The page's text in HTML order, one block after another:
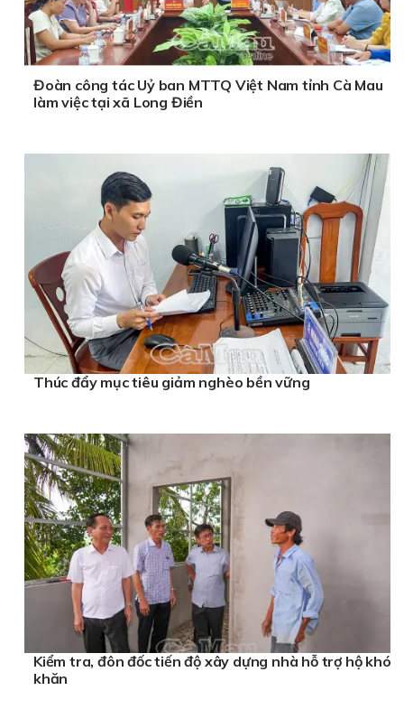
Đoàn công tác Uỷ ban MTTQ Việt Nam tỉnh Cà Mau
làm việc tại xã Long Điền
Thúc đẩy mục tiêu giảm nghèo bền vững
Kiểm tra, đôn đốc tiến độ xây dựng nhà hỗ trợ hộ khó
khăn